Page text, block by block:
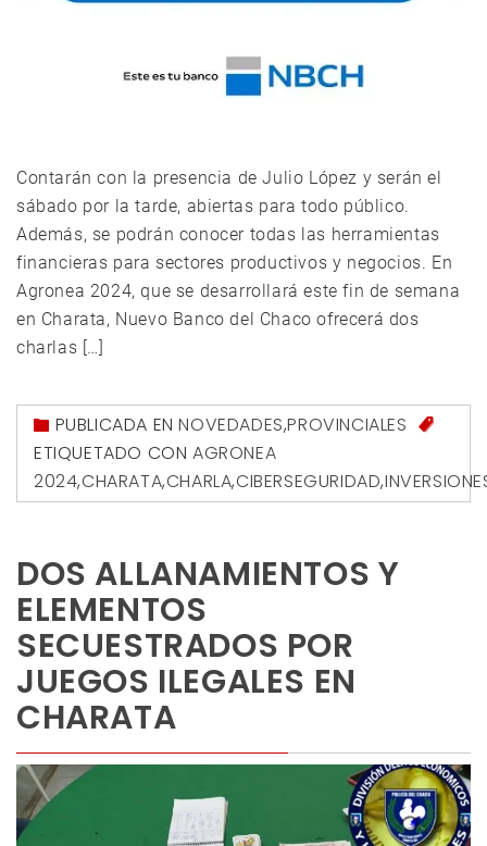
Contarán con la presencia de Julio López y serán el
sábado por la tarde, abiertas para todo público.
Además, se podrán conocer todas las herramientas
financieras para sectores productivos y negocios. En
Agronea 2024, que se desarrollará este fin de semana
en Charata, Nuevo Banco del Chaco ofrecerá dos
charlas […]
PUBLICADA ENNOVEDADES,PROVINCIALES
ETIQUETADO CON AGRONEA
2024,CHARATA,CHARLA,CIBERSEGURIDAD,
DOS ALLANAMIENTOS Y
ELEMENTOS
SECUESTRADOS POR
JUEGOS ILEGALES EN
CHARATA